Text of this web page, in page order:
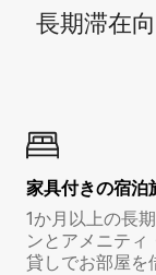
長期滞在
家具付き⁠の宿⁠泊⁠
1か月以上の長
ンとアメニティ
貸しでお部屋を